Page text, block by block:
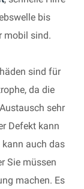
bis
mobil sind.
sind für
da die
sehr
Defekt kann
kann auch das
Sie müssen
machen. Es